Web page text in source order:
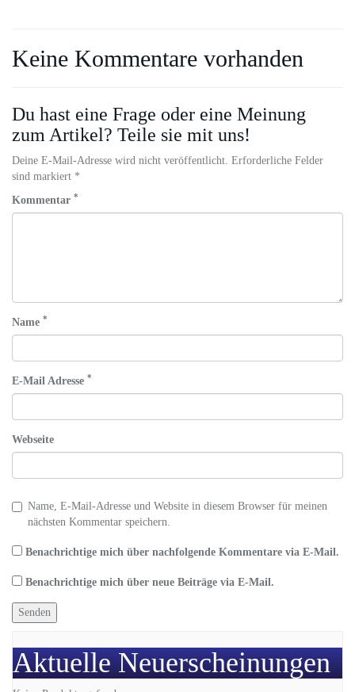
Keine Kommentare vorhanden
Du hast eine Frage oder eine Meinung
zum Artikel? Teile sie mit uns!
Deine E-Mail-Adresse wird nicht veröffentlicht. Erforderliche Felder
sind markiert *
Kommentar *
Name *
E-Mail Adresse *
Webseite
Name, E-Mail-Adresse und Website in diesem Browser für meinen
nächsten Kommentar speichern.
Benachrichtige mich über nachfolgende Kommentare via E-Mail.
Benachrichtige mich über neue Beiträge via E-Mail.
Aktuelle Neuerscheinungen